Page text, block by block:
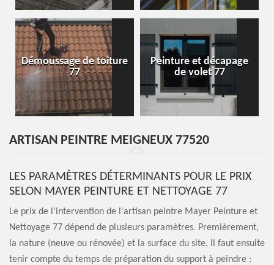
Démoussage de toiture
77
Peinture et décapage
de volet 77
ARTISAN PEINTRE MEIGNEUX 77520
LES PARAMÈTRES DÉTERMINANTS POUR LE PRIX
SELON MAYER PEINTURE ET NETTOYAGE 77
Le prix de l'intervention de l'artisan peintre Mayer Peinture et
Nettoyage 77 dépend de plusieurs paramètres. Premièrement,
la nature (neuve ou rénovée) et la surface du site. Il faut ensuite
tenir compte du temps de préparation du support à peindre :